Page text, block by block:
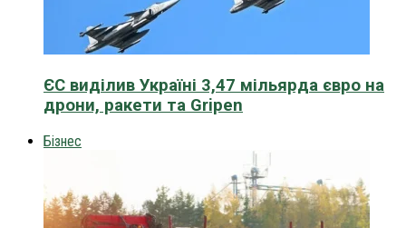
ЄС виділив Україні 3,47 мільярда євро на
дрони, ракети та Gripen
Бізнес